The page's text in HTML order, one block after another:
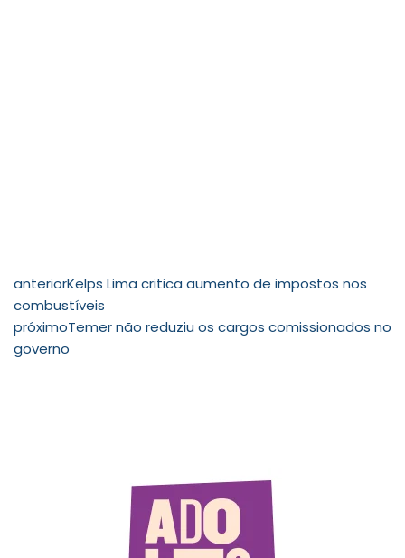
anteriorKelps Lima critica aumento de impostos nos
combustíveis
próximoTemer não reduziu os cargos comissionados no
governo